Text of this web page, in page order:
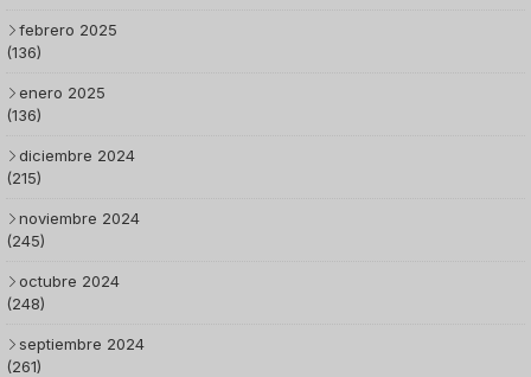
febrero 2025
(136)
enero 2025
(136)
diciembre 2024
(215)
noviembre 2024
(245)
octubre 2024
(248)
septiembre 2024
(261)